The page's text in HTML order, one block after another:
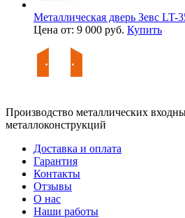
Металлическая дверь Зевс LT-
Цена от: 9 000 руб. Купить
Производство металлических
металлоконструкций
Доставка и оплата
Гарантия
Контакты
Отзывы
О нас
Наши работы